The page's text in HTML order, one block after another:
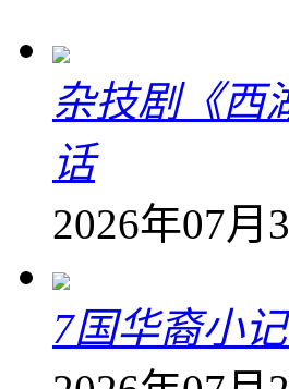
杂技剧《西
话
2026年07月
7国华裔小